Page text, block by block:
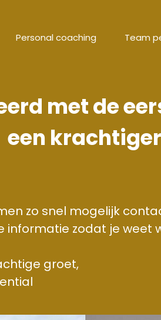
Personal coaching Team
met de
een
zo snel mogelijk
informatie zodat je weet
groet,